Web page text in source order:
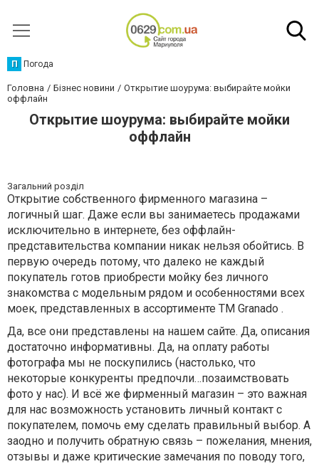
П Погода
Головна Бізнес новини
Открытие шоурума: выбирайте мойки
оффлайн
Открытие шоурума: выбирайте мойки
оффлайн
Загальний розділ
Открытие собственного фирменного магазина –
логичный шаг. Даже если вы занимаетесь продажами
исключительно в интернете, без оффлайн-
представительства компании никак нельзя обойтись. В
первую очередь потому, что далеко не каждый
покупатель готов приобрести мойку без личного
знакомства с модельным рядом и особенностями всех
моек, представленных в ассортименте ТМ Granado .
Да, все они представлены на нашем сайте. Да, описания
достаточно информативны. Да, на оплату работы
фотографа мы не поскупились (настолько, что
некоторые конкуренты предпочли…позаимствовать
фото у нас). И всё же фирменный магазин – это важная
для нас возможность установить личный контакт с
покупателем, помочь ему сделать правильный выбор. А
заодно и получить обратную связь – пожелания, мнения,
отзывы и даже критические замечания по поводу того,